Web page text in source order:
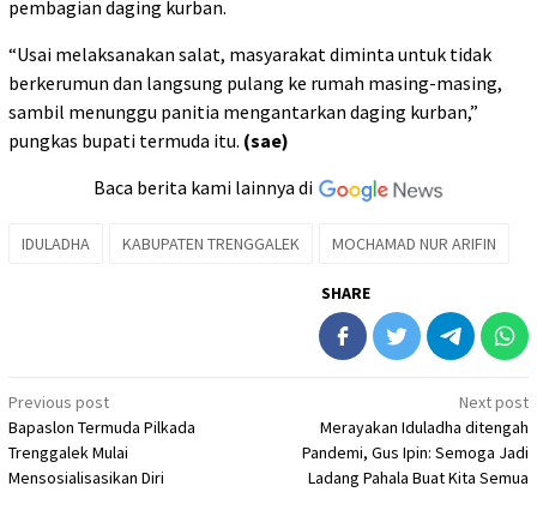
pembagian daging kurban.
“Usai melaksanakan salat, masyarakat diminta untuk tidak
berkerumun dan langsung pulang ke rumah masing-masing,
sambil menunggu panitia mengantarkan daging kurban,”
pungkas bupati termuda itu. (sae)
Baca berita kami lainnya di
IDULADHA KABUPATEN TRENGGALEK MOCHAMAD NUR ARIFIN
SHARE
Post
navigation
Previous post
Bapaslon Termuda Pilkada
Trenggalek Mulai
Mensosialisasikan Diri
Next post
Merayakan Iduladha ditengah
Pandemi, Gus Ipin: Semoga Jadi
Ladang Pahala Buat Kita Semua